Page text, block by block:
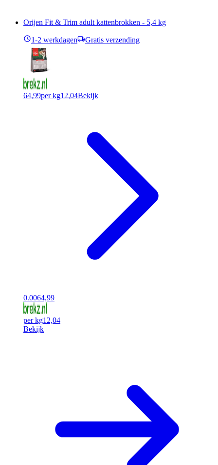
Orijen Fit & Trim adult kattenbrokken - 5,4 kg
1-2 werkdagen Gratis verzending
64,99per kg12,04Bekijk
0.0064,99
per kg12,04
Bekijk